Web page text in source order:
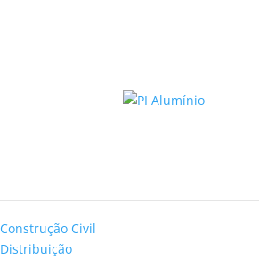
Catálogo Online de Perfis
Construção Civil
Distribuição